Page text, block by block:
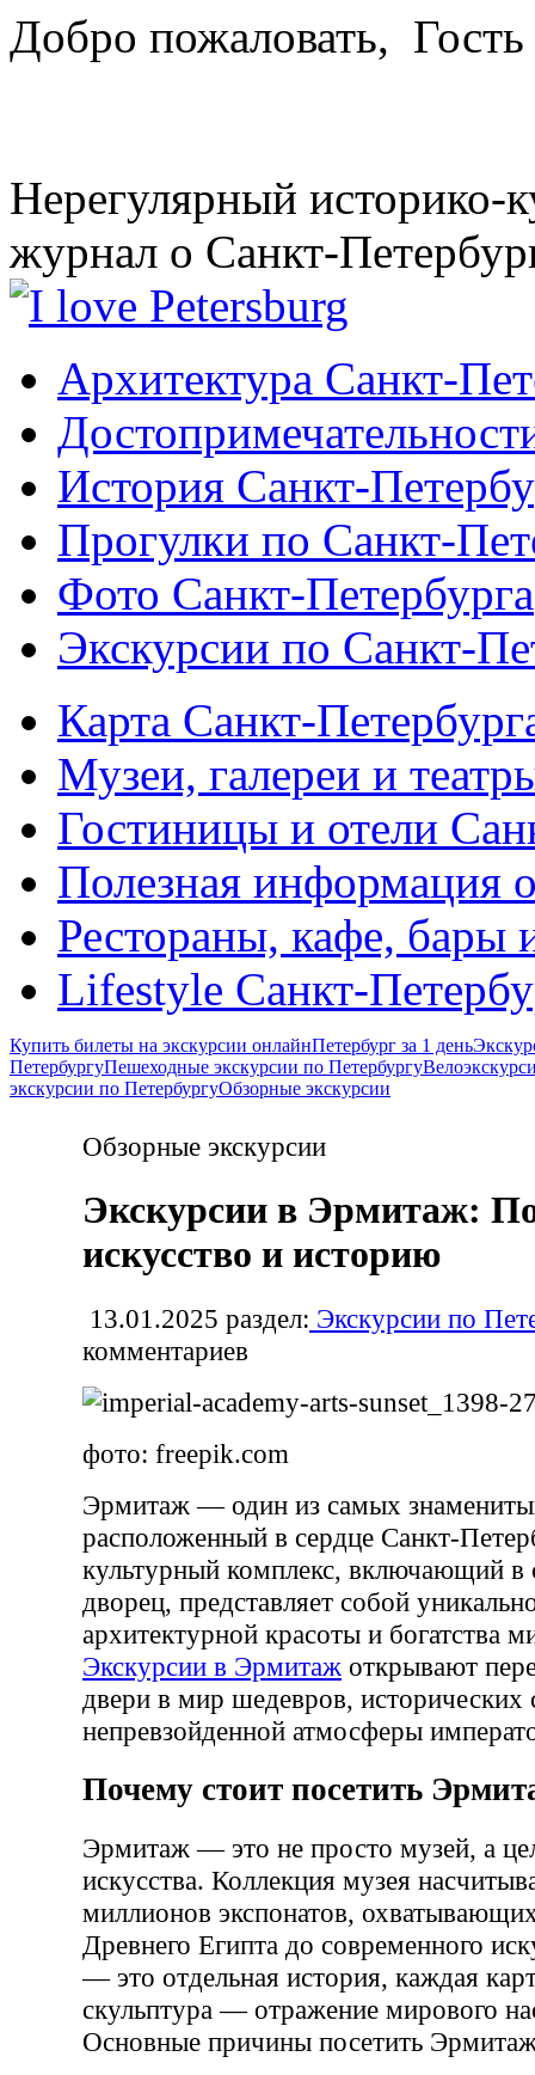
Добро пожаловать, Гость
Нерегулярный историко-
журнал о Санкт-
Архитектура Санкт-
История Санкт-
Прогулки по Санкт-
Фото Санкт-Петербурга
Экскурсии по Санкт-
Карта Санкт-
Музеи, галереи и
Гостиницы и отели
Полезная информация
Рестораны, кафе, бары
Lifestyle Санкт-
Купить билеты на экскурсии онлайнПетербург за 1 день
ПетербургуПешеходные экскурсии по Петербургу
экскурсии по ПетербургуОбзорные экскурсии
Обзорные экскурсии
Экскурсии в Эрмитаж:
искусство и историю
13.01.2025 раздел: Экскурсии по
комментариев
фото: freepik.com
Эрмитаж — один из самых
расположенный в сердце Санкт-
культурный комплекс, включающий в
дворец, представляет собой
архитектурной красоты и богатства
Экскурсии в Эрмитаж открывают
двери в мир шедевров, исторических
непревзойденной атмосферы
Почему стоит посетить
Эрмитаж — это не просто музей, а
искусства. Коллекция музея
миллионов экспонатов,
Древнего Египта до современного
— это отдельная история, каждая
скульптура — отражение мирового
Основные причины посетить